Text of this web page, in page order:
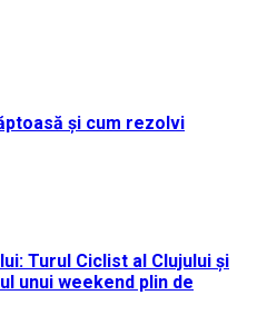
și cum rezolvi
Turul Ciclist al Clujului și
unui weekend plin de